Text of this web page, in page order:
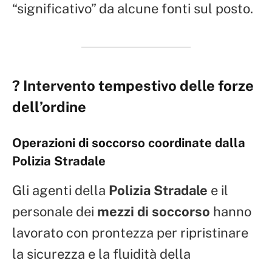
“significativo” da alcune fonti sul posto.
? Intervento tempestivo delle forze
dell’ordine
Operazioni di soccorso coordinate dalla
Polizia Stradale
Gli agenti della Polizia Stradale e il
personale dei mezzi di soccorso hanno
lavorato con prontezza per ripristinare
la sicurezza e la fluidità della